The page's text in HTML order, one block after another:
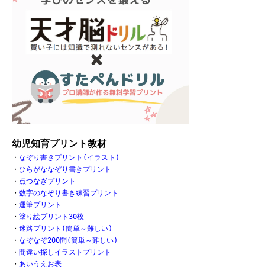
幼児知育プリント教材
・ なぞり書きプリント(イラスト)
・ ひらがななぞり書きプリント
・ 点つなぎプリント
・ 数字のなぞり書き練習プリント
・ 運筆プリント
・ 塗り絵プリント30枚
・ 迷路プリント(簡単～難しい)
・ なぞなぞ200問(簡単～難しい)
・ 間違い探しイラストプリント
・ あいうえお表